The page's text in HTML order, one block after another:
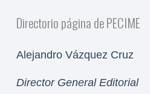
Directorio página de PECIME
Alejandro Vázquez Cruz
Director General Editorial